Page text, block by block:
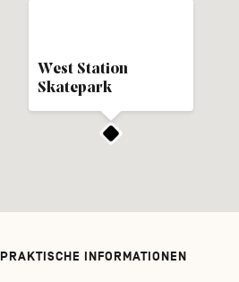
West Station
Skatepark
PRAKTISCHE INFORMATIONEN